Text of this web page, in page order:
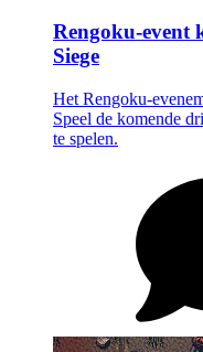
Rengoku-event
Siege
Het Rengoku-
Speel de komende
te spelen.